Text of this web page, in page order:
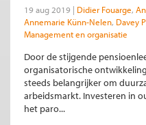
19 aug 2019 Didier Fouarge
Annemarie Künn-Nelen Davey
Management en organisatie
Door de stijgende
organisatorische
steeds belangrijker om
arbeidsmarkt. Investeren in
het paro...